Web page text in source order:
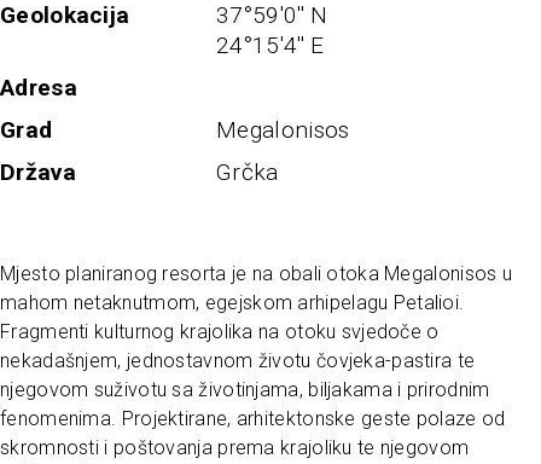
Geolokacija
37°59'0'' N
24°15'4'' E
Adresa
Grad
Megalonisos
Država
Grčka
Mjesto planiranog resorta je na obali otoka Megalonisos u
mahom netaknutmom, egejskom arhipelagu Petalioi.
Fragmenti kulturnog krajolika na otoku svjedoče o
nekadašnjem, jednostavnom životu čovjeka-pastira te
njegovom suživotu sa životinjama, biljakama i prirodnim
fenomenima. Projektirane, arhitektonske geste polaze od
skromnosti i poštovanja prema krajoliku te njegovom